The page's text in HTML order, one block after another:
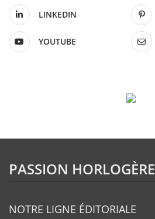
LINKEDIN
YOUTUBE
PASSION HORLOGÈRE
NOTRE LIGNE ÉDITORIALE